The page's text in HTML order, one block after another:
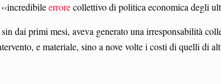
errorecollettivo di politica economica degli
dai primi mesi, aveva generato una irresponsabilità
e materiale, sino a nove volte i costi di quelli di